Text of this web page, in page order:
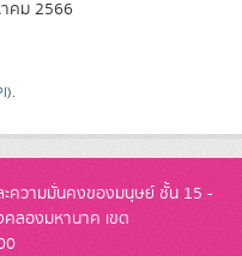
คม 2566
).
ความมั่นคงของมนุษย์ ชั้น 15 -
ลองมหานาค เขต